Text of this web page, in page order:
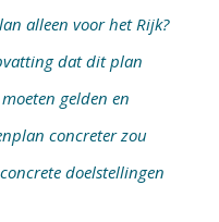
alleen voor het Rijk?
dat dit plan
gelden en
concreter zou
doelstellingen